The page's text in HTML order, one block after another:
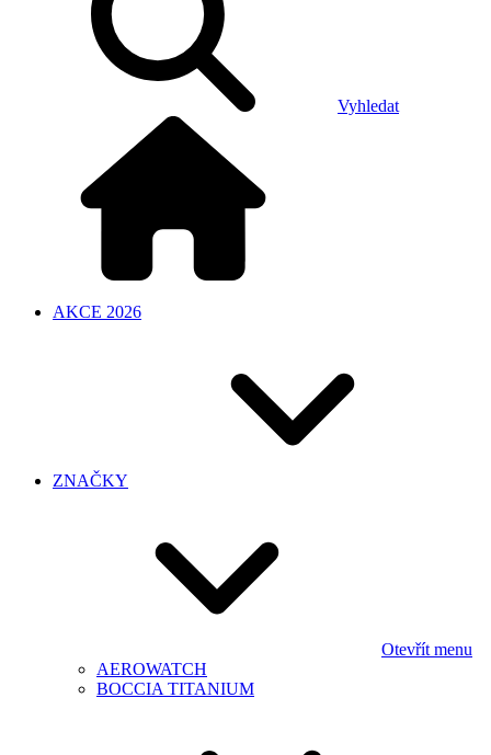
Vyhledat
AKCE 2026
ZNAČKY
Otevřít menu
AEROWATCH
BOCCIA TITANIUM